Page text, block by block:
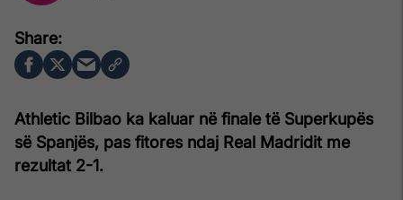
Athletic Bilbao ka kaluar në finale të Superkupës
së Spanjës, pas fitores ndaj Real Madridit me
rezultat 2-1.